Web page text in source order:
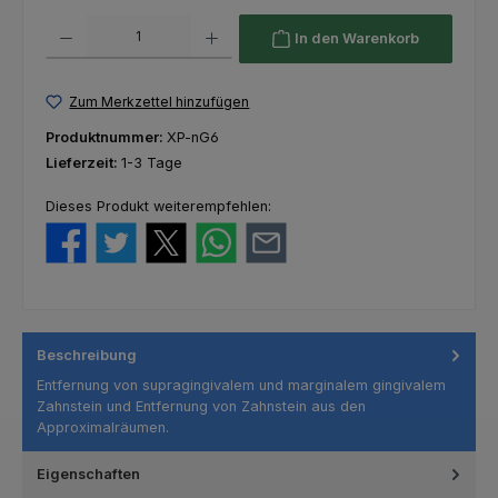
In den Warenkorb
Zum Merkzettel hinzufügen
Produktnummer: XP-nG6
Lieferzeit: 1-3 Tage
Dieses Produkt weiterempfehlen:
Beschreibung
Entfernung von supragingivalem und marginalem gingivalem
Zahnstein und Entfernung von Zahnstein aus den
Approximalräumen.
Eigenschaften